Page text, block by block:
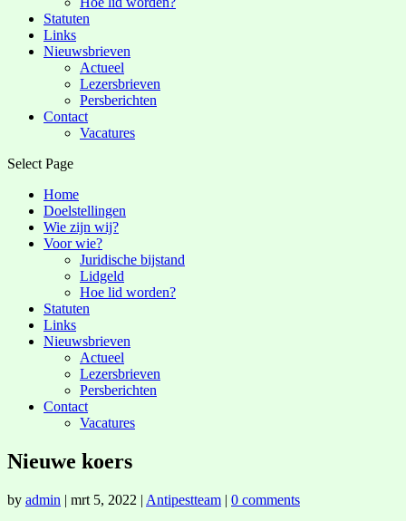
Statuten
Links
Nieuwsbrieven
Actueel
Lezersbrieven
Persberichten
Contact
Vacatures
Select Page
Home
Doelstellingen
Wie zijn wij?
Voor wie?
Juridische bijstand
Lidgeld
Hoe lid worden?
Statuten
Links
Nieuwsbrieven
Actueel
Lezersbrieven
Persberichten
Contact
Vacatures
Nieuwe koers
by admin | mrt 5, 2022 | Antipestteam | 0 comments